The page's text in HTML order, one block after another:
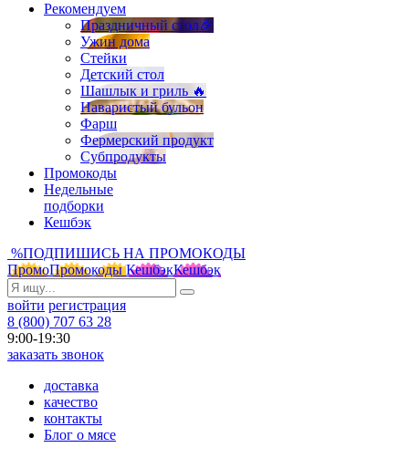
Рекомендуем
Праздничный стол🎉
Ужин дома
Стейки
Детский стол
Шашлык и гриль 🔥
Наваристый бульон
Фарш
Фермерский продукт
Субпродукты
Промокоды
Недельные
подборки
Кешбэк
%ПОДПИШИСЬ НА ПРОМОКОДЫ
ПромоПромокоды КешбэкКешбэк
войти регистрация
8 (800) 707 63 28
9:00-19:30
заказать звонок
доставка
качество
контакты
Блог о мясе